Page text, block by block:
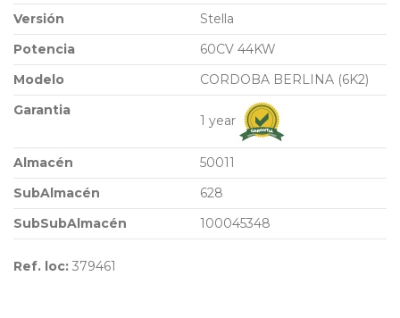
Versión
Stella
Potencia
60CV 44KW
Modelo
CORDOBA BERLINA (6K2)
Garantia
1 year
Almacén
50011
SubAlmacén
628
SubSubAlmacén
100045348
Ref. loc: 379461